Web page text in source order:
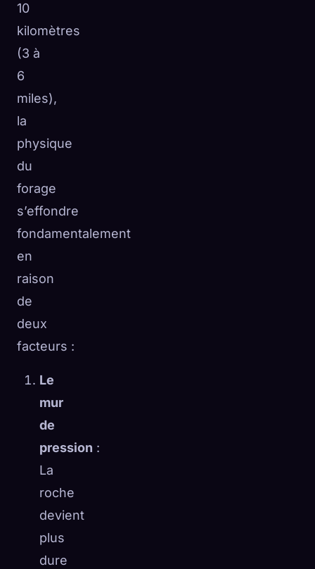
10
kilomètres
(3 à
6
miles),
la
physique
du
forage
s’effondre
fondamentalement
en
raison
de
deux
facteurs :
Le
mur
de
pression :
La
roche
devient
plus
dure